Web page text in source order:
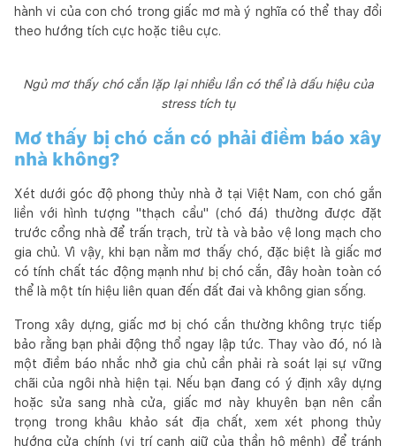
hành vi của con chó trong giấc mơ mà ý nghĩa có thể thay đổi
theo hướng tích cực hoặc tiêu cực.
Ngủ mơ thấy chó cắn lặp lại nhiều lần có thể là dấu hiệu của
stress tích tụ
Mơ thấy bị chó cắn có phải điềm báo xây
nhà không?
Xét dưới góc độ phong thủy nhà ở tại Việt Nam, con chó gắn
liền với hình tượng "thạch cẩu" (chó đá) thường được đặt
trước cổng nhà để trấn trạch, trừ tà và bảo vệ long mạch cho
gia chủ. Vì vậy, khi bạn nằm mơ thấy chó, đặc biệt là giấc mơ
có tính chất tác động mạnh như bị chó cắn, đây hoàn toàn có
thể là một tín hiệu liên quan đến đất đai và không gian sống.
Trong xây dựng, giấc mơ bị chó cắn thường không trực tiếp
bảo rằng bạn phải động thổ ngay lập tức. Thay vào đó, nó là
một điềm báo nhắc nhở gia chủ cần phải rà soát lại sự vững
chãi của ngôi nhà hiện tại. Nếu bạn đang có ý định xây dựng
hoặc sửa sang nhà cửa, giấc mơ này khuyên bạn nên cẩn
trọng trong khâu khảo sát địa chất, xem xét phong thủy
hướng cửa chính (vị trí canh giữ của thần hộ mệnh) để tránh